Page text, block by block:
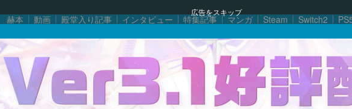
広告をスキップ
赫本 動画 殿堂入り記事 インタビュー 特集記事 マンガ Steam Switch2